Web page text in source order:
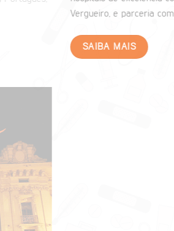
Vergueiro, e parceria com os hospitais
SAIBA MAIS